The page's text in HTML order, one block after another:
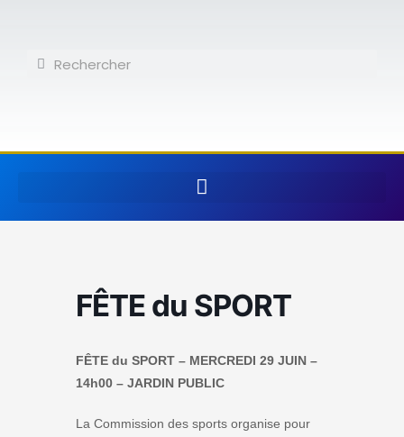
contenuRechercher
Rechercher
FÊTE du SPORT
FÊTE du SPORT – MERCREDI 29 JUIN –
14h00 – JARDIN PUBLIC
La Commission des sports organise pour